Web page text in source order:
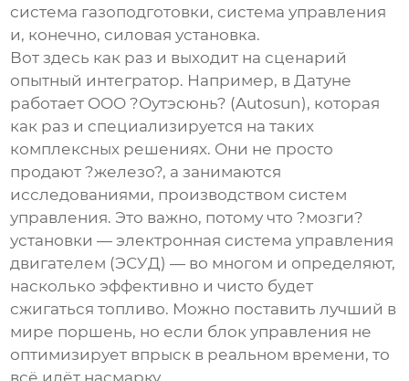
система газоподготовки, система управления
и, конечно, силовая установка.
Вот здесь как раз и выходит на сценарий
опытный интегратор. Например, в Датуне
работает OOO ?Оутэсюнь? (Autosun), которая
как раз и специализируется на таких
комплексных решениях. Они не просто
продают ?железо?, а занимаются
исследованиями, производством систем
управления. Это важно, потому что ?мозги?
установки — электронная система управления
двигателем (ЭСУД) — во многом и определяют,
насколько эффективно и чисто будет
сжигаться топливо. Можно поставить лучший в
мире поршень, но если блок управления не
оптимизирует впрыск в реальном времени, то